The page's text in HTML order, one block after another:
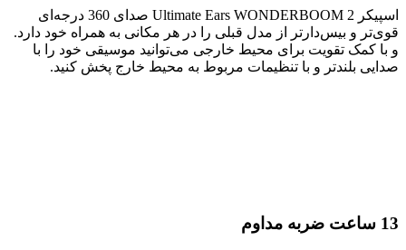
اسپیکر Ultimate Ears WONDERBOOM 2 صدای 360 درجه‌ای
قوی‌تر و بیس‌دارتر از مدل قبلی را در هر مکانی به همراه خود دارد.
و با کمک تقویت برای محیط خارجی می‌توانید موسیقی خود را با
صدایی بلندتر و با تنظیمات مربوط به محیط خارج پخش کنید.
13 ساعت ضربه مداوم